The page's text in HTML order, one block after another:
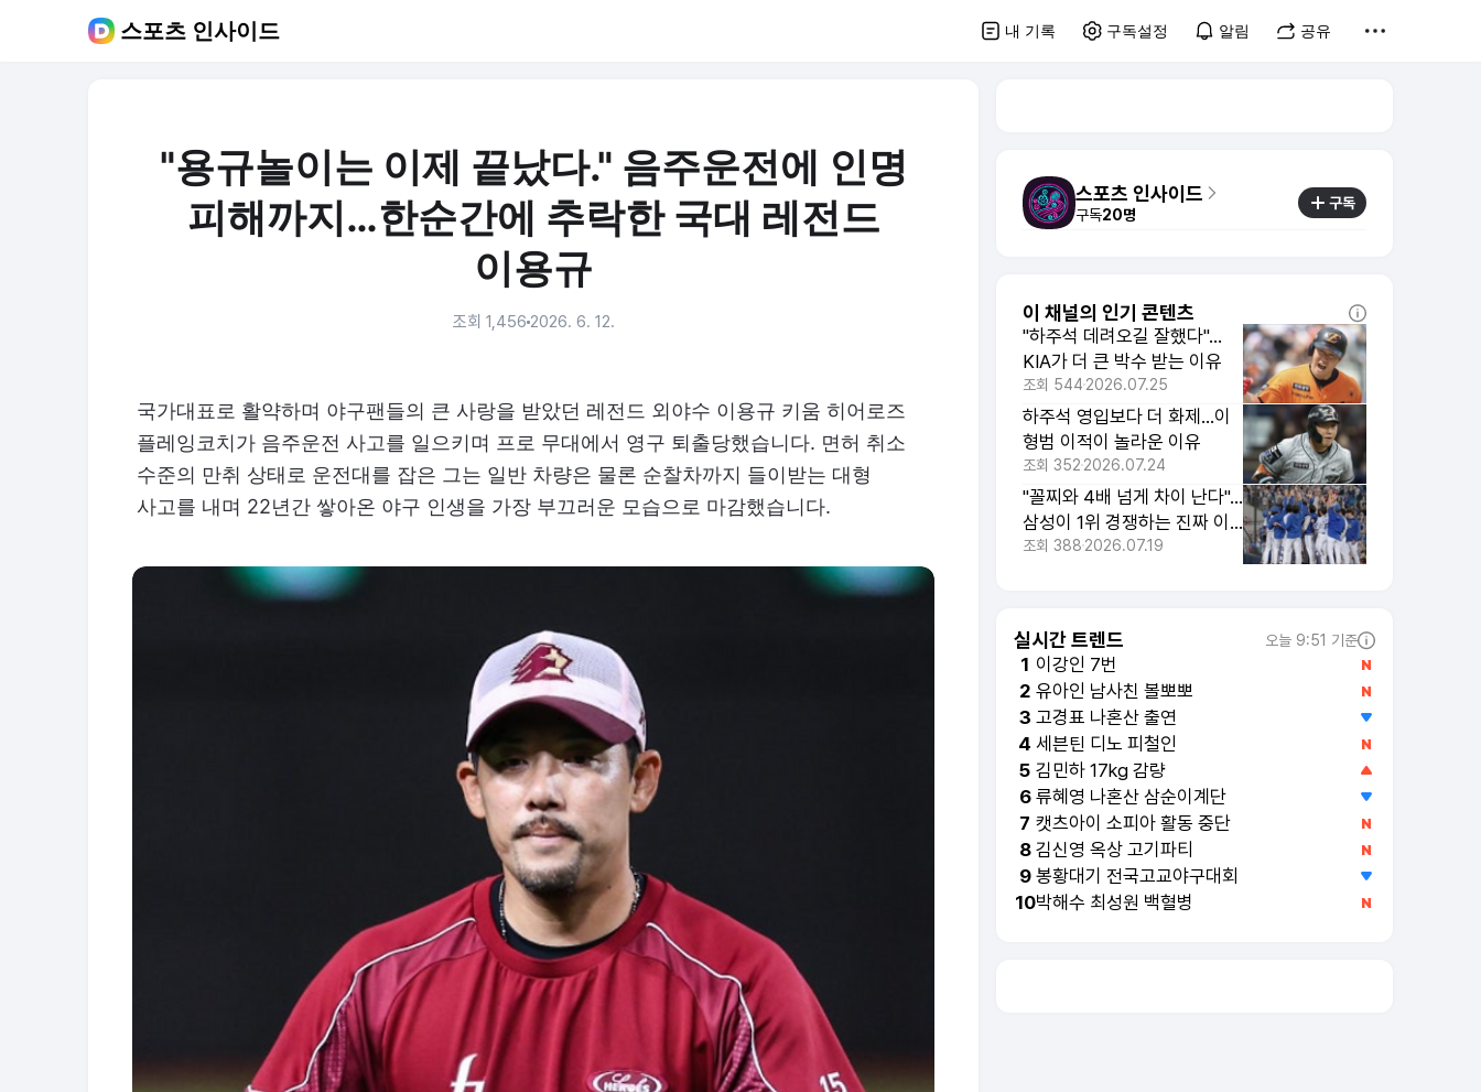
스포츠 인사이드 내 기록 구독설정 알림 공유
"용규놀이는 이제 끝났다." 음주운전에 인명
피해까지…한순간에 추락한 국대 레전드
이용규
조회 1,4562026. 6. 12.
국가대표로 활약하며 야구팬들의 큰 사랑을 받았던 레전드 외야수 이용규 키움 히어로즈
플레잉코치가 음주운전 사고를 일으키며 프로 무대에서 영구 퇴출당했습니다. 면허 취소
수준의 만취 상태로 운전대를 잡은 그는 일반 차량은 물론 순찰차까지 들이받는 대형
사고를 내며 22년간 쌓아온 야구 인생을 가장 부끄러운 모습으로 마감했습니다.
스포츠 인사이드
구독20명
구독
이 채널의 인기 콘텐츠
"하주석 데려오길 잘했다"…
KIA가 더 큰 박수 받는 이유
조회 544 2026.07.25
하주석 영입보다 더 화제…이
형범 이적이 놀라운 이유
조회 352 2026.07.24
"꼴찌와 4배 넘게 차이 난다"…
삼성이 1위 경쟁하는 진짜 이
유
조회 388 2026.07.19
실시간 트렌드 오늘 9:51 기준
1 이강인 7번
2 유아인 남사친 볼뽀뽀
3 고경표 나혼산 출연
4 세븐틴 디노 피철인
5 김민하 17kg 감량
6 류혜영 나혼산 삼순이계단
7 캣츠아이 소피아 활동 중단
8 김신영 옥상 고기파티
9 봉황대기 전국고교야구대회
10박해수 최성원 백혈병